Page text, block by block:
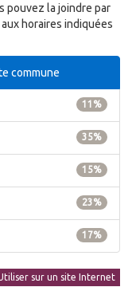
pouvez la joindre par
horaires indiquées
commune
11%
35%
15%
23%
17%
sur un site Internet